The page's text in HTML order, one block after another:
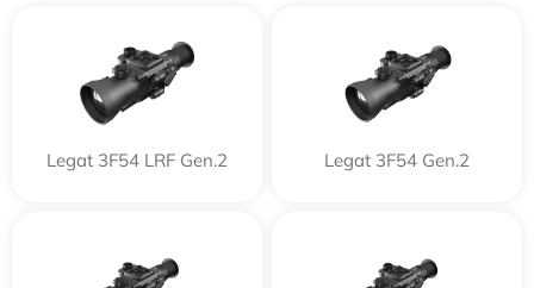
Legat 3F54 LRF Gen.2 Legat 3F54 Gen.2